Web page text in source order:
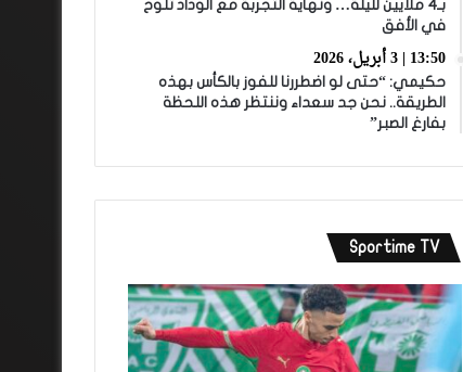
بـ4 ملايين لليلة… ونهاية التجربة مع الوداد تلوح
في الأفق
13:50 | 3 أبريل، 2026
حكيمي: “حتى لو اضطررنا للفوز بالكأس بهذه
الطريقة.. نحن جد سعداء وننتظر هذه اللحظة
بفارغ الصبر”
Sportime TV